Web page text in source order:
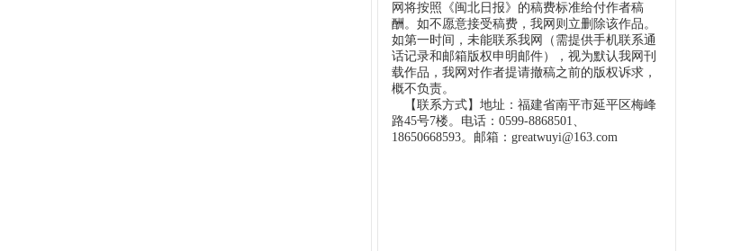
网将按照《闽北日报》的稿费标准给付作者稿
酬。如不愿意接受稿费，我网则立删除该作品。
如第一时间，未能联系我网（需提供手机联系通
话记录和邮箱版权申明邮件），视为默认我网刊
载作品，我网对作者提请撤稿之前的版权诉求，
概不负责。
【联系方式】地址：福建省南平市延平区梅峰
路45号7楼。电话：0599-8868501、
18650668593。邮箱：greatwuyi@163.com